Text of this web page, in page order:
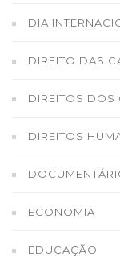
DIA
DIREITO DAS
DIREITOS DOS
DIREITOS
ECONOMIA
EDUCAÇÃO